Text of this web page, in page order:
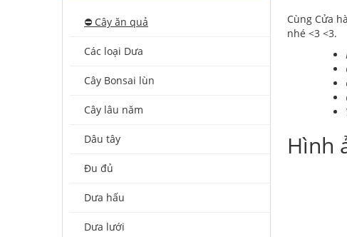
Cùng Cửa
nhé <3 <3.
Hình
⛔️ Cây ăn quả
Các loại Dưa
Cây Bonsai lùn
Cây lâu năm
Dâu tây
Đu đủ
Dưa hấu
Dưa lưới